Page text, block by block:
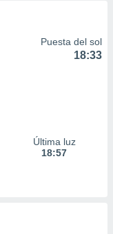
Puesta del sol
18:33
Última luz
18:57